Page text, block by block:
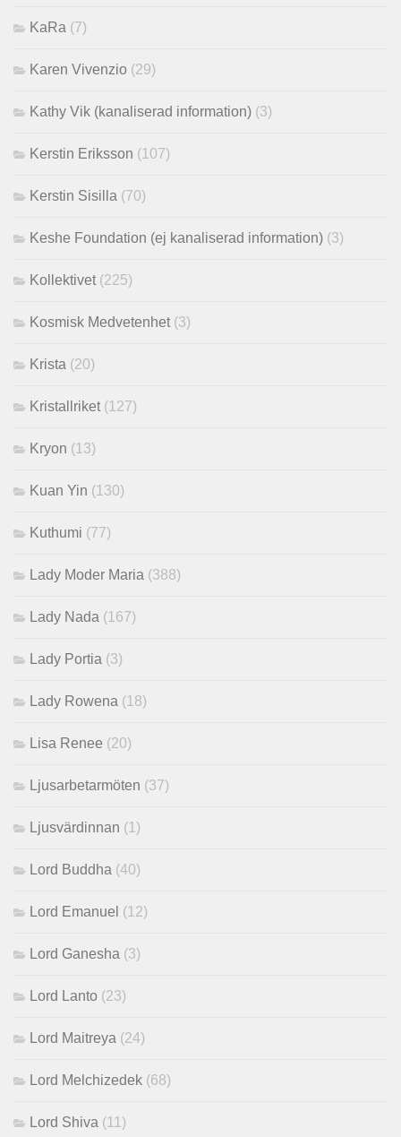
KaRa (7)
Karen Vivenzio (29)
Kathy Vik (kanaliserad information) (3)
Kerstin Eriksson (107)
Kerstin Sisilla (70)
Keshe Foundation (ej kanaliserad information) (3)
Kollektivet (225)
Kosmisk Medvetenhet (3)
Krista (20)
Kristallriket (127)
Kryon (13)
Kuan Yin (130)
Kuthumi (77)
Lady Moder Maria (388)
Lady Nada (167)
Lady Portia (3)
Lady Rowena (18)
Lisa Renee (20)
Ljusarbetarmöten (37)
Ljusvärdinnan (1)
Lord Buddha (40)
Lord Emanuel (12)
Lord Ganesha (3)
Lord Lanto (23)
Lord Maitreya (24)
Lord Melchizedek (68)
Lord Shiva (11)